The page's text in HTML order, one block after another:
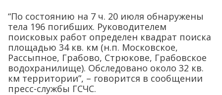
“По состоянию на 7 ч. 20 июля обнаружены
тела 196 погибших. Руководителем
поисковых работ определен квадрат поиска
площадью 34 кв. км (н.п. Московское,
Рассыпное, Грабово, Стрюкове, Грабовское
водохранилище). Обследовано около 32 кв.
км территории”, – говорится в сообщении
пресс-службы ГСЧС.